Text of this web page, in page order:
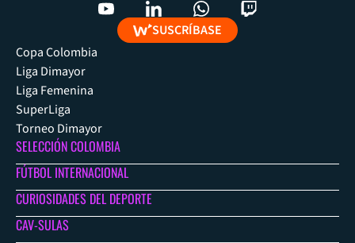
SUSCRÍBASE
Copa Colombia
Liga Dimayor
Liga Femenina
SuperLiga
Torneo Dimayor
SELECCIÓN COLOMBIA
FÚTBOL INTERNACIONAL
CURIOSIDADES DEL DEPORTE
CAV-SULAS